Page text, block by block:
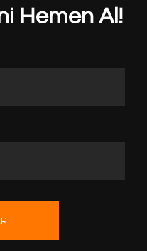
Hemen Al!